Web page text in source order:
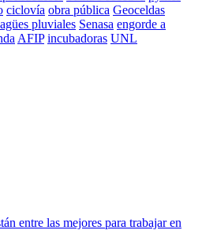
ciclovía obra pública Geoceldas
pluviales Senasa engorde a
AFIP incubadoras UNL
entre las mejores para trabajar en